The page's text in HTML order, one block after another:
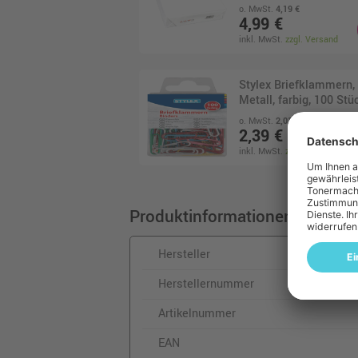
o. MwSt. 4,19 €
4,99 €
inkl. MwSt. zzgl. Versand
Stylex Briefklammern,
Metall, farbig, 100
o. MwSt. 2,01 €
2,39 €
inkl. MwSt. zzgl. Versand
Produktinformationen
Hersteller
Herstellernummer
Artikelnummer
EAN